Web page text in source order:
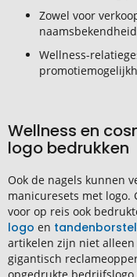
Zowel voor
Wellness-
Wellness en
logo bedrukken
Ook de nagels kunnen
manicuresets met logo.
voor op reis ook
logo en
artikelen zijn niet
gigantisch